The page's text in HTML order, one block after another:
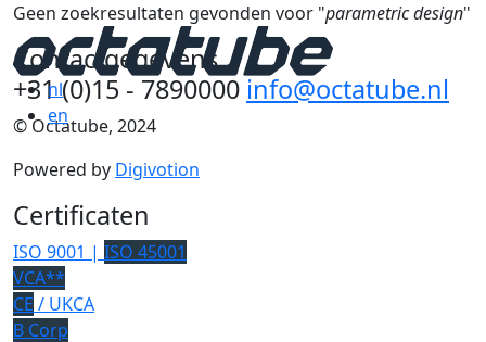
nl
en
Geen zoekresultaten gevonden voor "parametric design"
Contactgegevens
+31 (0)15 - 7890000 info@octatube.nl
© Octatube, 2024
Powered by Digivotion
Certificaten
ISO 9001 | ISO 45001
VCA**
CE / UKCA
B Corp